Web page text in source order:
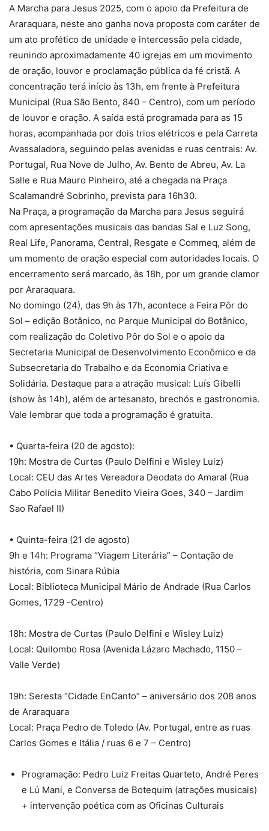
A Marcha para Jesus 2025, com o apoio da Prefeitura de
Araraquara, neste ano ganha nova proposta com caráter de
um ato profético de unidade e intercessão pela cidade,
reunindo aproximadamente 40 igrejas em um movimento
de oração, louvor e proclamação pública da fé cristã. A
concentração terá início às 13h, em frente à Prefeitura
Municipal (Rua São Bento, 840 – Centro), com um período
de louvor e oração. A saída está programada para as 15
horas, acompanhada por dois trios elétricos e pela Carreta
Avassaladora, seguindo pelas avenidas e ruas centrais: Av.
Portugal, Rua Nove de Julho, Av. Bento de Abreu, Av. La
Salle e Rua Mauro Pinheiro, até a chegada na Praça
Scalamandré Sobrinho, prevista para 16h30.
Na Praça, a programação da Marcha para Jesus seguirá
com apresentações musicais das bandas Sal e Luz Song,
Real Life, Panorama, Central, Resgate e Commeq, além de
um momento de oração especial com autoridades locais. O
encerramento será marcado, às 18h, por um grande clamor
por Araraquara.
No domingo (24), das 9h às 17h, acontece a Feira Pôr do
Sol – edição Botânico, no Parque Municipal do Botânico,
com realização do Coletivo Pôr do Sol e o apoio da
Secretaria Municipal de Desenvolvimento Econômico e da
Subsecretaria do Trabalho e da Economia Criativa e
Solidária. Destaque para a atração musical: Luís Gibelli
(show às 14h), além de artesanato, brechós e gastronomia.
Vale lembrar que toda a programação é gratuita.
• Quarta-feira (20 de agosto):
19h: Mostra de Curtas (Paulo Delfini e Wisley Luiz)
Local: CEU das Artes Vereadora Deodata do Amaral (Rua
Cabo Polícia Militar Benedito Vieira Goes, 340 – Jardim
Sao Rafael II)
• Quinta-feira (21 de agosto)
9h e 14h: Programa “Viagem Literária” – Contação de
história, com Sinara Rúbia
Local: Biblioteca Municipal Mário de Andrade (Rua Carlos
Gomes, 1729 -Centro)
18h: Mostra de Curtas (Paulo Delfini e Wisley Luiz)
Local: Quilombo Rosa (Avenida Lázaro Machado, 1150 –
Valle Verde)
19h: Seresta “Cidade EnCanto” – aniversário dos 208 anos
de Araraquara
Local: Praça Pedro de Toledo (Av. Portugal, entre as ruas
Carlos Gomes e Itália / ruas 6 e 7 – Centro)
Programação: Pedro Luiz Freitas Quarteto, André Peres
e Lú Mani, e Conversa de Botequim (atrações musicais)
+ intervenção poética com as Oficinas Culturais